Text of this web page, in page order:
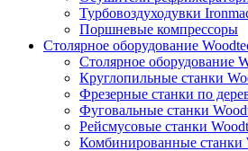
Турбовоздуходувки
Поршневые компрессоры
Столярное оборудование
Столярное оборудование
Круглопильные станки
Фрезерные станки по
Фуговальные станки
Рейсмусовые станки
Комбинированные станки